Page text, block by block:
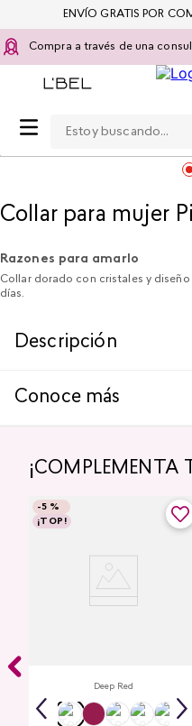
Compra a través de una
ENVÍO GRATIS POR
Collar para mujer
Razones para amarlo
Collar dorado con cristales y
días.
Descripción
Conoce más
¡COMPLEMENTA
-5 %
¡TOP!
Deep Red